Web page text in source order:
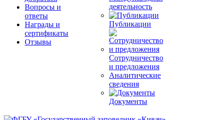
Вопросы и
ответы
Награды и
сертификаты
Отзывы
деятельность
Публикации
Сотрудничество
и предложения
Аналитические
сведения
Документы